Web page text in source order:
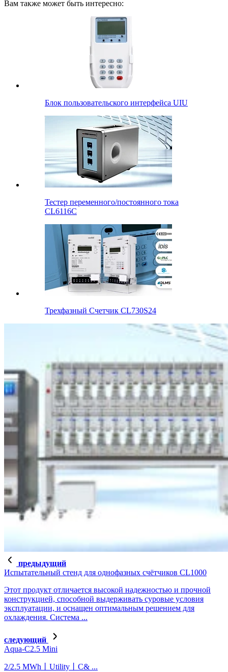
Вам также может быть интересно:
Блок пользовательского интерфейса UIU
Тестер переменного/постоянного тока
CL6116C
Трехфазный Счетчик CL730S24
предыдущий
Испытательный стенд для однофазных счётчиков CL1000
Этот продукт отличается высокой надежностью и прочной
конструкцией, способной выдерживать суровые условия
эксплуатации, и оснащен оптимальным решением для
охлаждения. Система ...
следующий
Aqua-C2.5 Mini
2/2.5 MWh丨Utility丨C& ...